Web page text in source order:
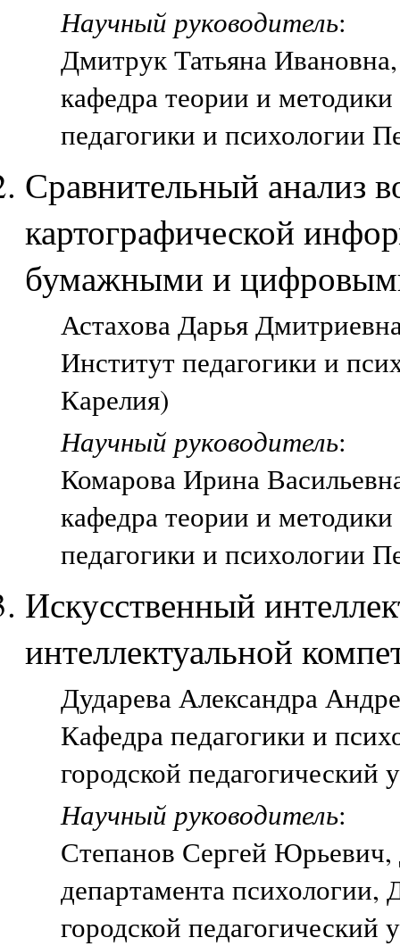
Научный руководитель:
Дмитрук Татьяна
кафедра теории и
педагогики и психологии
Сравнительный анализ
картографической
бумажными и
Астахова Дарья
Институт педагогики и
Карелия)
Научный руководитель:
Комарова Ирина
кафедра теории и
педагогики и психологии
Искусственный
интеллектуальной
Дударева Александра
Кафедра педагогики и
городской
Научный руководитель:
Степанов Сергей
департамента
городской